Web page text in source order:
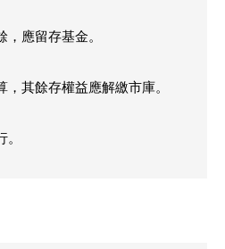
應留存基金。
其餘存權益應解繳市庫。